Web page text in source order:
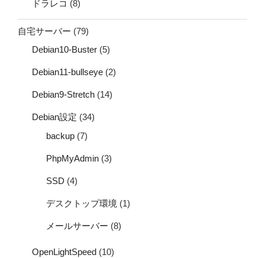
ドラレコ (8)
自宅サーバー (79)
Debian10-Buster (5)
Debian11-bullseye (2)
Debian9-Stretch (14)
Debian設定 (34)
backup (7)
PhpMyAdmin (3)
SSD (4)
デスクトップ環境 (1)
メールサーバー (8)
OpenLightSpeed (10)